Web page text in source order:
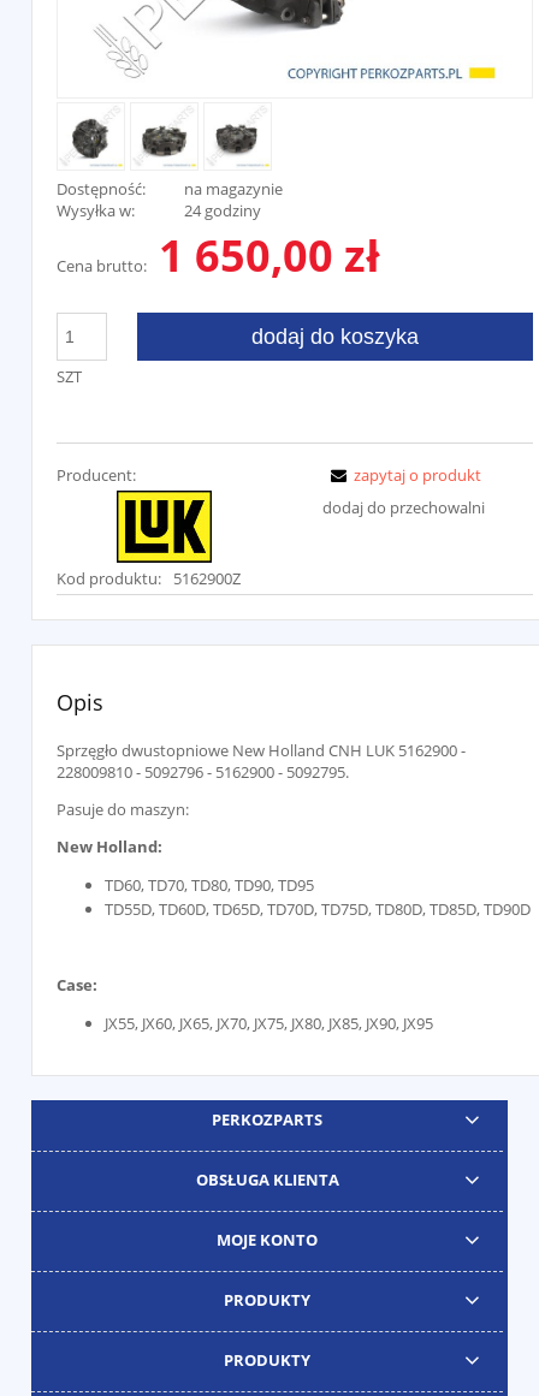
Dostępność:
na magazynie
Wysyłka w:
24 godziny
Cena brutto: 1 650,00 zł
SZT
dodaj do koszyka
Producent:
Kod produktu: 5162900Z
zapytaj o produkt
dodaj do przechowalni
Opis
Sprzęgło dwustopniowe New Holland CNH LUK 5162900 -
228009810 - 5092796 - 5162900 - 5092795.
Pasuje do maszyn:
New Holland:
TD60, TD70, TD80, TD90, TD95
TD55D, TD60D, TD65D, TD70D, TD75D, TD80D, TD85D, TD90D
Case:
JX55, JX60, JX65, JX70, JX75, JX80, JX85, JX90, JX95
PERKOZPARTS
OBSŁUGA KLIENTA
MOJE KONTO
PRODUKTY
PRODUKTY